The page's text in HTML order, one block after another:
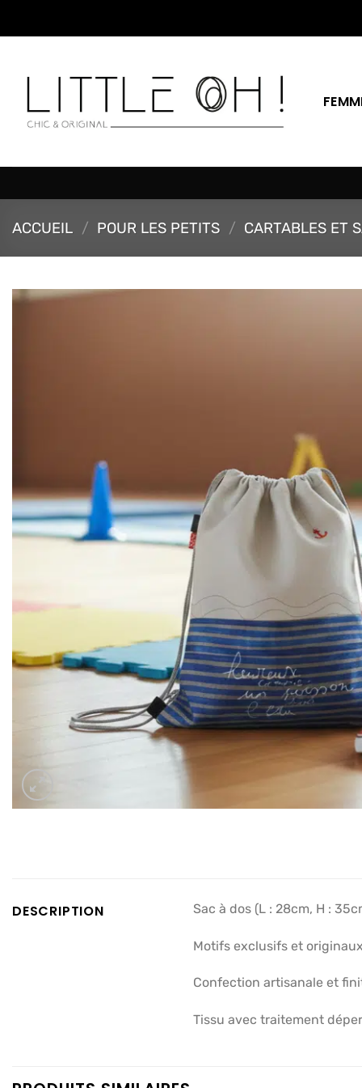
ACCUEIL / POUR LES PETITS / CARTABLES ET
DESCRIPTION Sac à dos (L : 28cm, H :
Motifs exclusifs et
Confection artisanale et
Tissu avec traitement